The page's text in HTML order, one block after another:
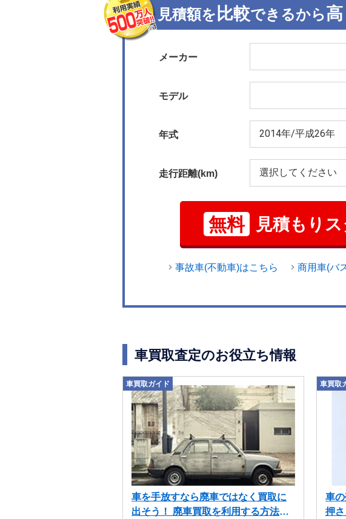
見積額を 比較できるから
メーカー
モデル
年式
走行距離(km)
無料 見積もりス
事故車(不動車)はこちら 商用車(バ
車買取査定のお役立ち情報
車買取ガイド
車を手放すなら廃車ではなく買取に
出そう！ 廃車買取を利用する方法も
車買取
車
押